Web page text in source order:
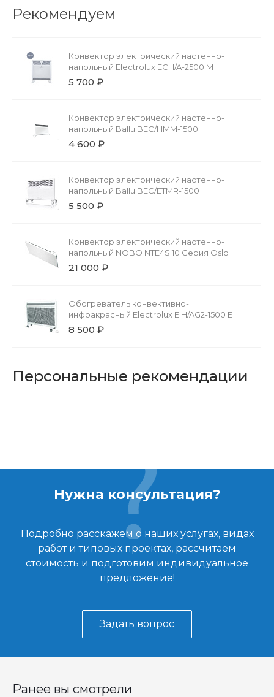
Рекомендуем
Конвектор электрический настенно-
напольный Electrolux ECH/A-2500 M
5 700 ₽
Конвектор электрический настенно-
напольный Ballu BEC/HMM-1500
4 600 ₽
Конвектор электрический настенно-
напольный Ballu BEC/ETMR-1500
5 500 ₽
Конвектор электрический настенно-
напольный NOBO NTE4S 10 Серия Oslo
21 000 ₽
Обогреватель конвективно-
инфракрасный Electrolux EIH/AG2-1500 E
8 500 ₽
Персональные рекомендации
Нужна консультация?
Подробно расскажем о наших услугах, видах
работ и типовых проектах, рассчитаем
стоимость и подготовим индивидуальное
предложение!
Задать вопрос
Ранее вы смотрели